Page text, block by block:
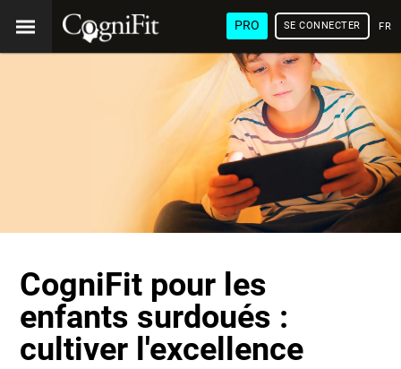
PRO SE CONNECTER
CogniFit pour les
enfants surdoués :
cultiver l'excellence